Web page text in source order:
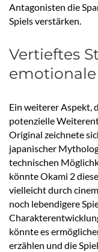
Antagonisten die
Spiels verstärken.
Vertieftes
emotionale
Ein weiterer Aspekt,
potenzielle
Original zeichnete
japanischer
technischen
könnte Okami 2
vielleicht durch
noch lebendigere
könnte es
erzählen und die